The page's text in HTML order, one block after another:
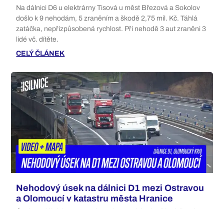
Na dálnici D6 u elektrárny Tisová u měst Březová a Sokolov
došlo k 9 nehodám, 5 zraněním a škodě 2,75 mil. Kč. Táhlá
zatáčka, nepřizpůsobená rychlost. Při nehodě 3 aut zraněni 3
lidé vč. dítěte.
CELÝ ČLÁNEK
Nehodový úsek na dálnici D1 mezi Ostravou
a Olomoucí v katastru města Hranice